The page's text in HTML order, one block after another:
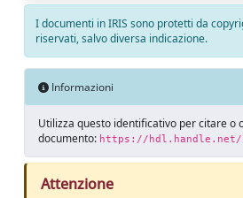
I documenti in IRIS sono protetti da
riservati, salvo diversa indicazione.
Informazioni
Utilizza questo identificativo per citare o
documento: https://hdl.handle.net/
Attenzione